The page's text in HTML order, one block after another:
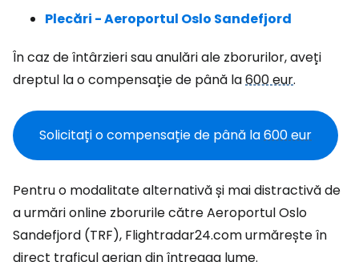
Plecări - Aeroportul Oslo Sandefjord
În caz de întârzieri sau anulări ale zborurilor, aveți
dreptul la o compensație de până la600 eur.
Solicitați o compensație de până la600 eur
Pentru o modalitate alternativă și mai distractivă de
a urmări online zborurile către Aeroportul Oslo
Sandefjord (TRF), Flightradar24.com urmărește în
direct traficul aerian din întreaga lume.